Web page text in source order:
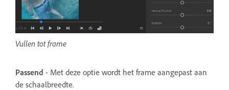
Vullen tot frame
Passend - Met deze optie wordt het frame aangepast aan
de schaalbreedte.